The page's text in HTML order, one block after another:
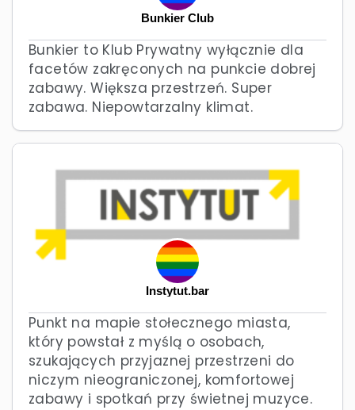
Bunkier Club
Bunkier to Klub Prywatny wyłącznie dla
facetów zakręconych na punkcie dobrej
zabawy. Większa przestrzeń. Super
zabawa. Niepowtarzalny klimat.
Instytut.bar
Punkt na mapie stołecznego miasta,
który powstał z myślą o osobach,
szukających przyjaznej przestrzeni do
niczym nieograniczonej, komfortowej
zabawy i spotkań przy świetnej muzyce.